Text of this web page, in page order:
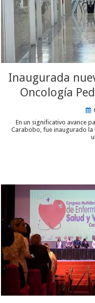
Inaugurada
Oncología
En un significativo avance
Carabobo, fue inaugurado